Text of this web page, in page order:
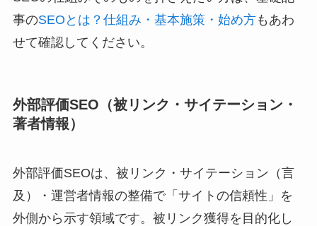
事のSEOとは？仕組み・基本施策・始め方もあわ
せて確認してください。
外部評価SEO（被リンク・サイテーション・
著者情報）
外部評価SEOは、被リンク・サイテーション（言
及）・運営者情報の整備で「サイトの信頼性」を
外側から示す領域です。被リンク獲得を目的化し